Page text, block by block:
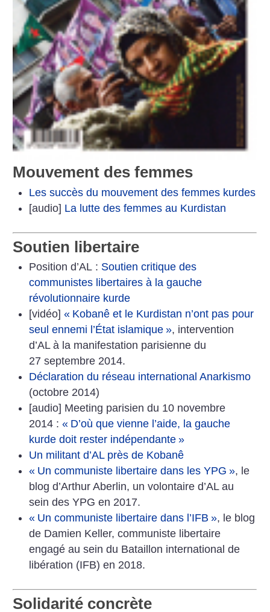
Mouvement des femmes
Les succès du mouvement des femmes kurdes
[audio] La lutte des femmes au Kurdistan
Soutien libertaire
Position d’AL : Soutien critique des
communistes libertaires à la gauche
révolutionnaire kurde
[vidéo] « Kobanê et le Kurdistan n’ont pas pour
seul ennemi l’État islamique », intervention
d’AL à la manifestation parisienne du
27 septembre 2014.
Déclaration du réseau international Anarkismo
(octobre 2014)
[audio] Meeting parisien du 10 novembre
2014 : « D’où que vienne l’aide, la gauche
kurde doit rester indépendante »
Un militant d’AL près de Kobanê
« Un communiste libertaire dans les YPG », le
blog d’Arthur Aberlin, un volontaire d’AL au
sein des YPG en 2017.
« Un communiste libertaire dans l’IFB », le blog
de Damien Keller, communiste libertaire
engagé au sein du Bataillon international de
libération (IFB) en 2018.
Solidarité concrète